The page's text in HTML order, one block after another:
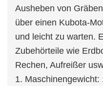
Ausheben von
über einen Kubota-
und leicht zu warten.
Zubehörteile wie
Rechen, Aufreißer
1. Maschinengewicht: